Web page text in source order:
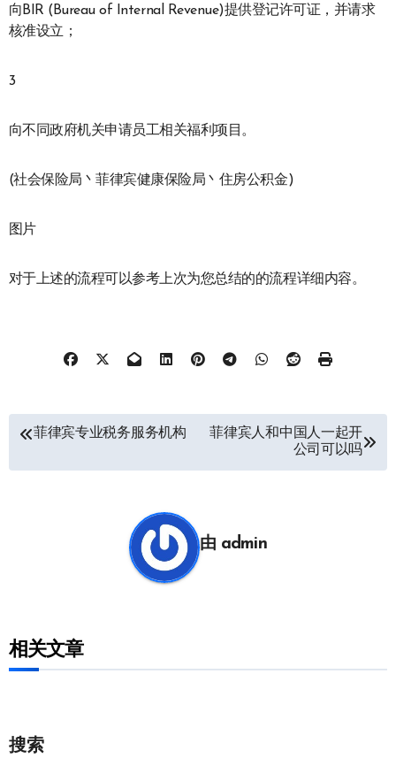
向BIR (Bureau of Internal Revenue)提供登记许可证，并请求
核准设立；
3
向不同政府机关申请员工相关福利项目。
(社会保险局丶菲律宾健康保险局丶住房公积金)
图片
对于上述的流程可以参考上次为您总结的的流程详细内容。
文 菲律宾专业税务服务机构
菲律宾人和中国人一起开
公司可以吗
由 admin
相关文章
搜索